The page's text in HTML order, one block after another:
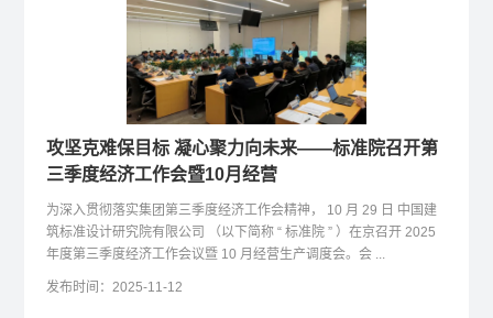
攻坚克难保目标 凝心聚力向未来——标准院召开第
三季度经济工作会暨10月经营
为深入贯彻落实集团第三季度经济工作会精神， 10 月 29 日 中国建
筑标准设计研究院有限公司 （以下简称 “ 标准院 ” ）在京召开 2025
年度第三季度经济工作会议暨 10 月经营生产调度会。会 ...
发布时间：2025-11-12